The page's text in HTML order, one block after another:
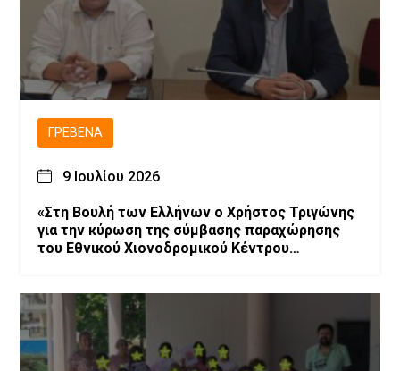
ΓΡΕΒΕΝΆ
9 Ιουλίου 2026
«Στη Βουλή των Ελλήνων ο Χρήστος Τριγώνης
για την κύρωση της σύμβασης παραχώρησης
του Εθνικού Χιονοδρομικού Κέντρου